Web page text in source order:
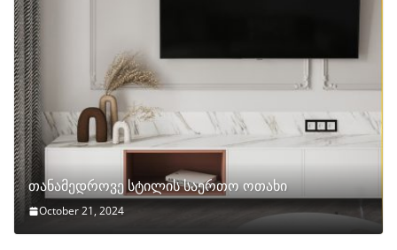
თანამედროვე სტილის საერთო ოთახი
October 21, 2024